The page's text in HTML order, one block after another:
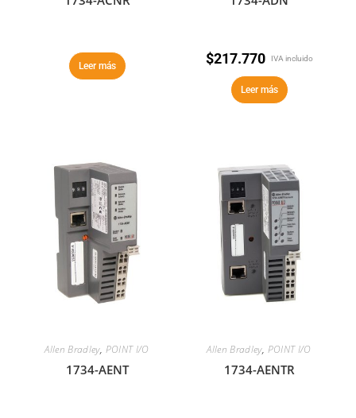
Leer más $217.770 IVA incluido
Leer más
Allen Bradley, POINT I/O
1734-AENT
Allen Bradley, POINT I/O
1734-AENTR